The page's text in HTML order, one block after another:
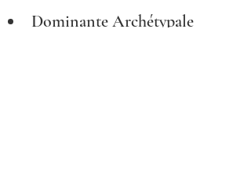
Dominante Archétypale